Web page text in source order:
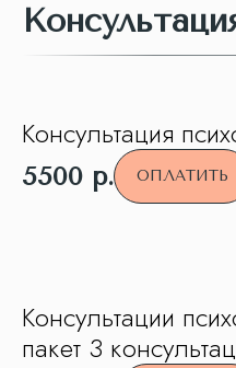
Консультация
5500 р. ОПЛАТИТЬ
Консультации
пакет 3